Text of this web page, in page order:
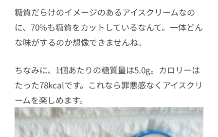
糖質だらけのイメージのあるアイスクリームなの
に、70%も糖質をカットしているなんて。一体どん
な味がするのか想像できませんね。
ちなみに、1個あたりの糖質量は5.0g。カロリーは
たった78kcalです。これなら罪悪感なくアイスクリ
ームを楽しめます。